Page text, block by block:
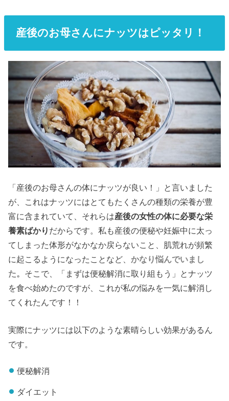
産後のお母さんにナッツはピッタリ！
「産後のお母さんの体にナッツが良い！」と言いました
が、これはナッツにはとてもたくさんの種類の栄養が豊
富に含まれていて、それらは産後の女性の体に必要な栄
養素ばかり だからです。私も産後の便秘や妊娠中に太っ
てしまった体形がなかなか戻らないこと、肌荒れが頻繁
に起こるようになったことなど、かなり悩んでいまし
た。 そこで、「まずは便秘解消に取り組もう」とナッツ
を食べ始めたのですが、これが私の悩みを一気に解消し
てくれたんです！！
実際にナッツには以下のような素晴らしい効果があるん
です。
便秘解消
ダイエット